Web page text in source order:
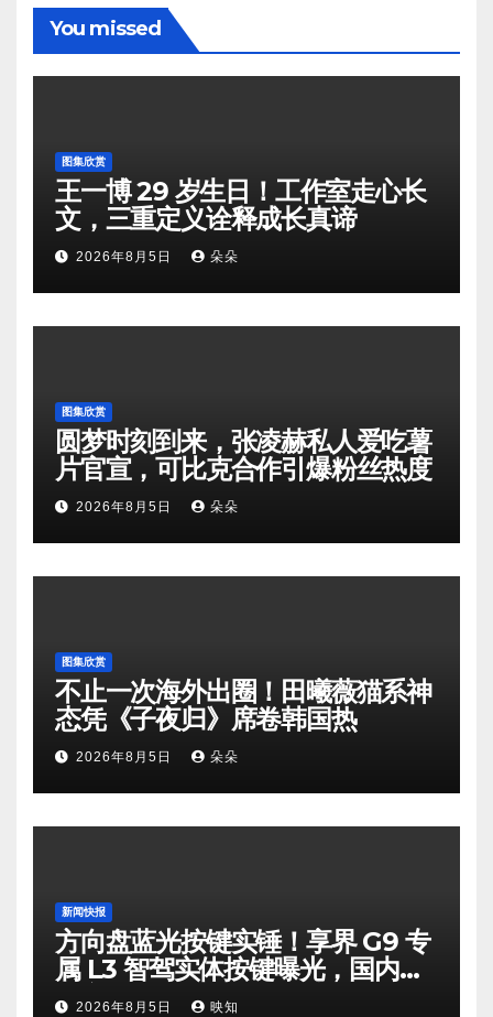
You missed
图集欣赏
王一博 29 岁生日！工作室走心长
文，三重定义诠释成长真谛
2026年8月5日 朵朵
图集欣赏
圆梦时刻到来，张凌赫私人爱吃薯
片官宣，可比克合作引爆粉丝热度
2026年8月5日 朵朵
图集欣赏
不止一次海外出圈！田曦薇猫系神
态凭《子夜归》席卷韩国热
2026年8月5日 朵朵
新闻快报
方向盘蓝光按键实锤！享界 G9 专
属 L3 智驾实体按键曝光，国内高
速高阶自动驾驶步入量产倒计时
2026年8月5日 映知